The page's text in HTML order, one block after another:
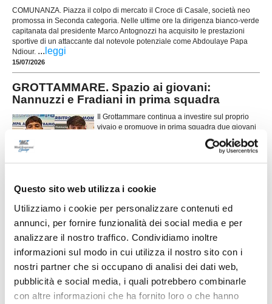
Questo sito web utilizza i cookie
Utilizziamo i cookie per personalizzare contenuti ed
annunci, per fornire funzionalità dei social media e per
analizzare il nostro traffico. Condividiamo inoltre
informazioni sul modo in cui utilizza il nostro sito con i
nostri partner che si occupano di analisi dei dati web,
pubblicità e social media, i quali potrebbero combinarle
con altre informazioni che ha fornito loro o che hanno
COMUNANZA. Piazza il colpo di mercato il Croce di Casale, società neo
promossa in Seconda categoria. Nelle ultime ore la dirigenza bianco-verde
capitanata dal presidente Marco Antognozzi ha acquisito le prestazioni
sportive di un attaccante dal notevole potenziale come Abdoulaye Papa
Ndiour. ... leggi
15/07/2026
GROTTAMMARE. Spazio ai giovani:
Nannuzzi e Fradiani in prima squadra
Il Grottammare continua a investire sul proprio
vivaio e promuove in prima squadra due giovani
di prospettiva in vista della stagione 2026-2027.
Faranno parte della preparazione estiva agli
MONTICELLI. Conferme importanti per
Mariani Gibellieri e Mattei
ASCOLI PICENO. Il Monticelli Calcio comunica
saranno due calciatori del Monticelli anche per la
prossima stagione. Entrambi si apprestano a
Tr...leggi
12/07/2026